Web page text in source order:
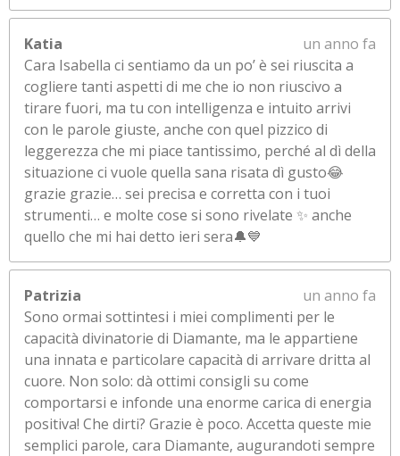
Katia
un anno fa
Cara Isabella ci sentiamo da un po’ è sei riuscita a
cogliere tanti aspetti di me che io non riuscivo a
tirare fuori, ma tu con intelligenza e intuito arrivi
con le parole giuste, anche con quel pizzico di
leggerezza che mi piace tantissimo, perché al dì della
situazione ci vuole quella sana risata dì gusto😂
grazie grazie… sei precisa e corretta con i tuoi
strumenti… e molte cose si sono rivelate ✨ anche
quello che mi hai detto ieri sera🔔💙
Patrizia
un anno fa
Sono ormai sottintesi i miei complimenti per le
capacità divinatorie di Diamante, ma le appartiene
una innata e particolare capacità di arrivare dritta al
cuore. Non solo: dà ottimi consigli su come
comportarsi e infonde una enorme carica di energia
positiva! Che dirti? Grazie è poco. Accetta queste mie
semplici parole, cara Diamante, augurandoti sempre